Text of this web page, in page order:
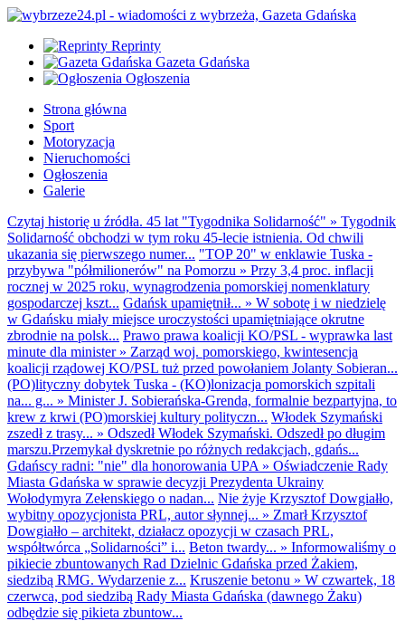
Reprinty
Gazeta Gdańska
Ogłoszenia
Strona główna
Sport
Motoryzacja
Nieruchomości
Ogłoszenia
Galerie
Czytaj historię u źródła. 45 lat "Tygodnika Solidarność" » Tygodnik
Solidarność obchodzi w tym roku 45-lecie istnienia. Od chwili
ukazania się pierwszego numer... "TOP 20" w enklawie Tuska -
przybywa "półmilionerów" na Pomorzu » Przy 3,4 proc. inflacji
rocznej w 2025 roku, wynagrodzenia pomorskiej nomenklatury
gospodarczej kszt... Gdańsk upamiętnił... » W sobotę i w niedzielę
w Gdańsku miały miejsce uroczystości upamiętniające okrutne
zbrodnie na polsk... Prawo prawa koalicji KO/PSL - wyprawka last
minute dla minister» Zarząd woj. pomorskiego, kwintesencja
koalicji rządowej KO/PSL tuż przed powołaniem Jolanty Sobieran...
(PO)lityczny dobytek Tuska - (KO)lonizacja pomorskich szpitali
na... g... » Minister J. Sobierańska-Grenda, formalnie bezpartyjna, to
krew z krwi (PO)morskiej kultury polityczn... Włodek Szymański
zszedł z trasy... » Odszedł Włodek Szymański. Odszedł po długim
marszu.Przemykał dyskretnie po różnych redakcjach, gdańs...
Gdańscy radni: "nie" dla honorowania UPA » Oświadczenie Rady
Miasta Gdańska w sprawie decyzji Prezydenta Ukrainy
Wołodymyra Zełenskiego o nadan... Nie żyje Krzysztof Dowgiałło,
wybitny opozycjonista PRL, autor słynnej... » Zmarł Krzysztof
Dowgiałło – architekt, działacz opozycji w czasach PRL,
współtwórca „Solidarności” i... Beton twardy... » Informowaliśmy o
pikiecie zbuntowanych Rad Dzielnic Gdańska przed Żakiem,
siedzibą RMG. Wydarzenie z... Kruszenie betonu » W czwartek, 18
czerwca, pod siedzibą Rady Miasta Gdańska (dawnego Żaku)
odbędzie się pikieta zbuntow...